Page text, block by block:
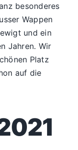
besonderes
Wappen
und ein
Jahren. Wir
Platz
auf die